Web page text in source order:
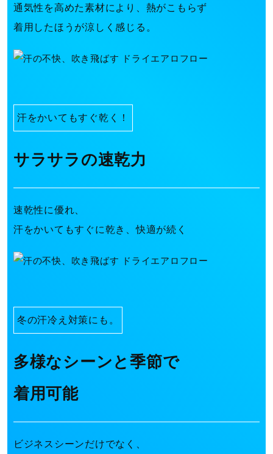
通気性を高めた素材により、熱がこもらず
着用したほうが涼しく感じる。
汗をかいてもすぐ乾く！
サラサラの速乾力
速乾性に優れ、
汗をかいてもすぐに乾き、快適が続く
冬の汗冷え対策にも。
多様なシーンと季節で
着用可能
ビジネスシーンだけでなく、